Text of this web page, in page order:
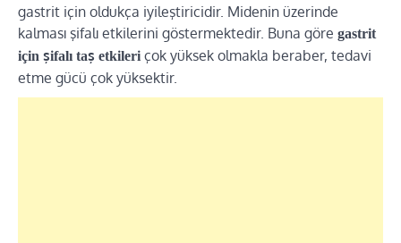
gastrit için oldukça iyileştiricidir. Midenin üzerinde
kalması şifalı etkilerini göstermektedir. Buna göre gastrit
için şifalı taş etkileri çok yüksek olmakla beraber, tedavi
etme gücü çok yüksektir.